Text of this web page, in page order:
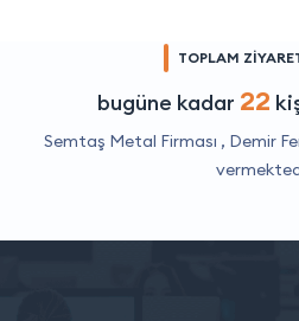
TOPLAM
bugüne kadar 22
Semtaş Metal Firması , Demir